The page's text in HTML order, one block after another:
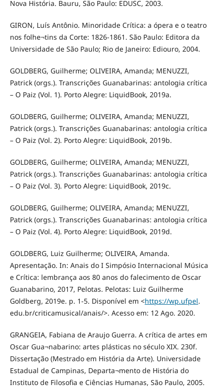
Nova História. Bauru, São Paulo: EDUSC, 2003.
GIRON, Luís Antônio. Minoridade Crítica: a ópera e o teatro
nos folhe¬tins da Corte: 1826-1861. São Paulo: Editora da
Universidade de São Paulo; Rio de Janeiro: Ediouro, 2004.
GOLDBERG, Guilherme; OLIVEIRA, Amanda; MENUZZI,
Patrick (orgs.). Transcrições Guanabarinas: antologia crítica
– O Paiz (Vol. 1). Porto Alegre: LiquidBook, 2019a.
GOLDBERG, Guilherme; OLIVEIRA, Amanda; MENUZZI,
Patrick (orgs.). Transcrições Guanabarinas: antologia crítica
– O Paiz (Vol. 2). Porto Alegre: LiquidBook, 2019b.
GOLDBERG, Guilherme; OLIVEIRA, Amanda; MENUZZI,
Patrick (orgs.). Transcrições Guanabarinas: antologia crítica
– O Paiz (Vol. 3). Porto Alegre: LiquidBook, 2019c.
GOLDBERG, Guilherme; OLIVEIRA, Amanda; MENUZZI,
Patrick (orgs.). Transcrições Guanabarinas: antologia crítica
– O Paiz (Vol. 4). Porto Alegre: LiquidBook, 2019d.
GOLDBERG, Luiz Guilherme; OLIVEIRA, Amanda.
Apresentação. In: Anais do I Simpósio Internacional Música
e Crítica: lembrança aos 80 anos do falecimento de Oscar
Guanabarino, 2017, Pelotas. Pelotas: Luiz Guilherme
Goldberg, 2019e. p. 1-5. Disponível em <https://wp.ufpel.
edu.br/criticamusical/anais/>. Acesso em: 12 Ago. 2020.
GRANGEIA, Fabiana de Araujo Guerra. A crítica de artes em
Oscar Gua¬nabarino: artes plásticas no século XIX. 230f.
Dissertação (Mestrado em História da Arte). Universidade
Estadual de Campinas, Departa¬mento de História do
Instituto de Filosofia e Ciências Humanas, São Paulo, 2005.